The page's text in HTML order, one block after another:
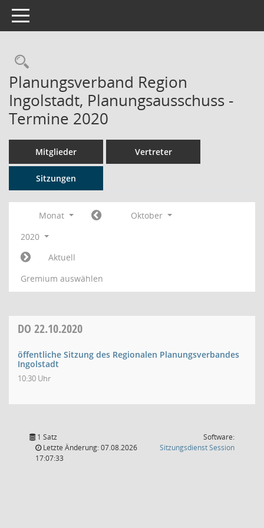
Toggle navigation
Rechercheauswahl
Planungsverband Region
Ingolstadt, Planungsausschuss -
Termine 2020
Mitglieder Vertreter
Sitzungen
Monat
Oktober
2020
Aktuell
Gremium auswählen
DO 22.10.2020
öffentliche Sitzung des Regionalen Planungsverbandes
Ingolstadt
10:30 Uhr
1 Satz
Letzte Änderung: 07.08.2026
17:07:33
Software:
SitzungsdienstSession(Wird in